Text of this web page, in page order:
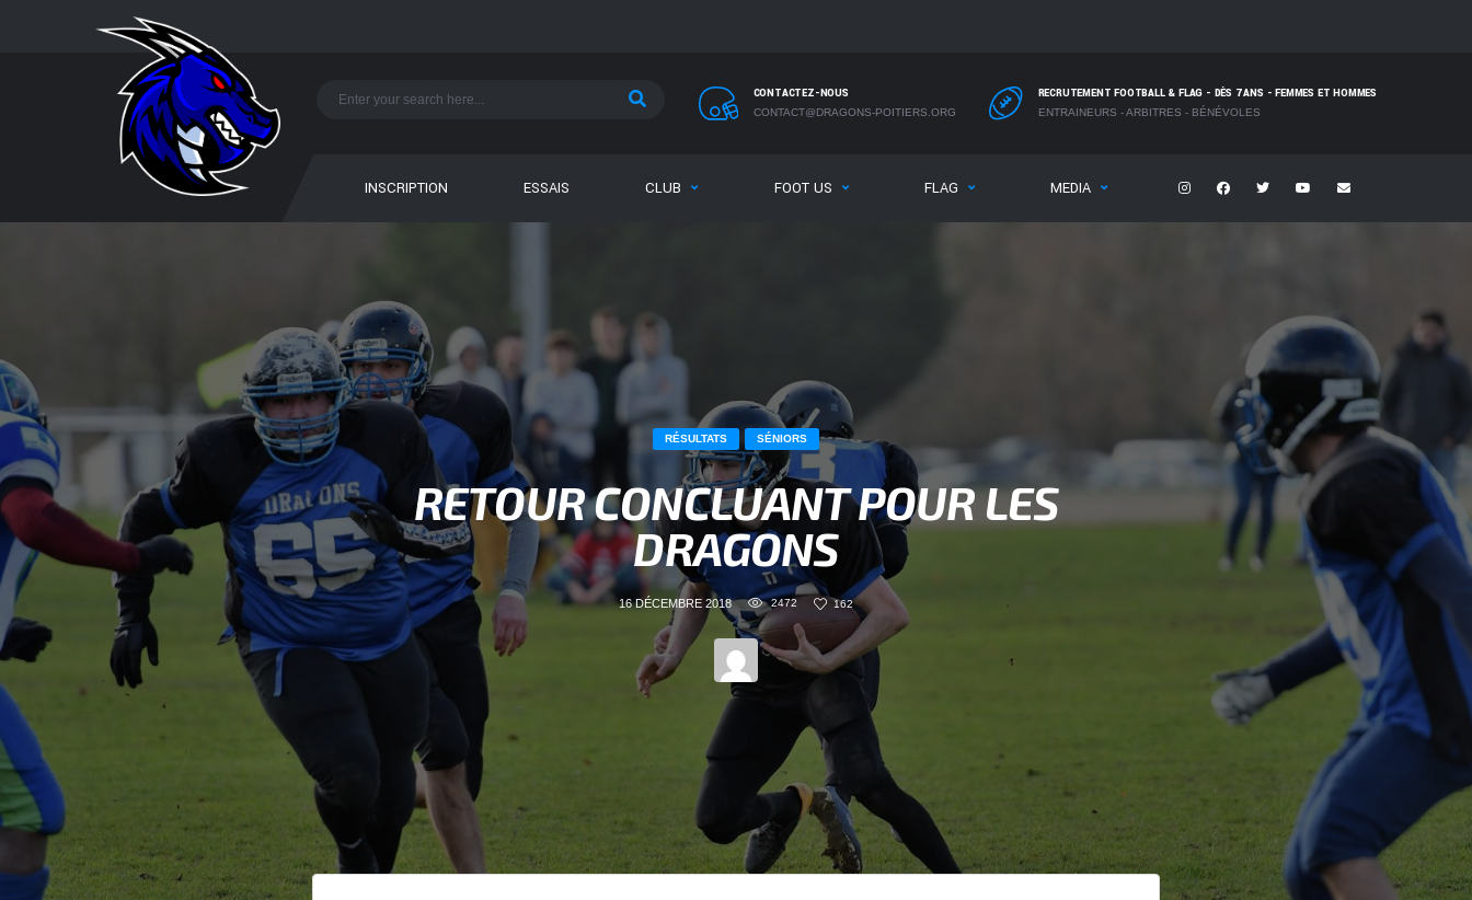
CONTACTEZ-NOUS
CONTACT@DRAGONS-POITIERS.ORG
RECRUTEMENT FOOTBALL & FLAG - DÈS 7 ANS - FEMMES ET HOMMES
ENTRAINEURS - ARBITRES - BÉNÉVOLES
INSCRIPTION ESSAIS CLUB FOOT US FLAG MEDIA
RÉSULTATS SÉNIORS
RETOUR CONCLUANT POUR LES
DRAGONS
16 DÉCEMBRE 2018 2472 162